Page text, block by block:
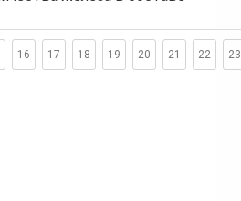
16 17 18 19 20 21 22 23